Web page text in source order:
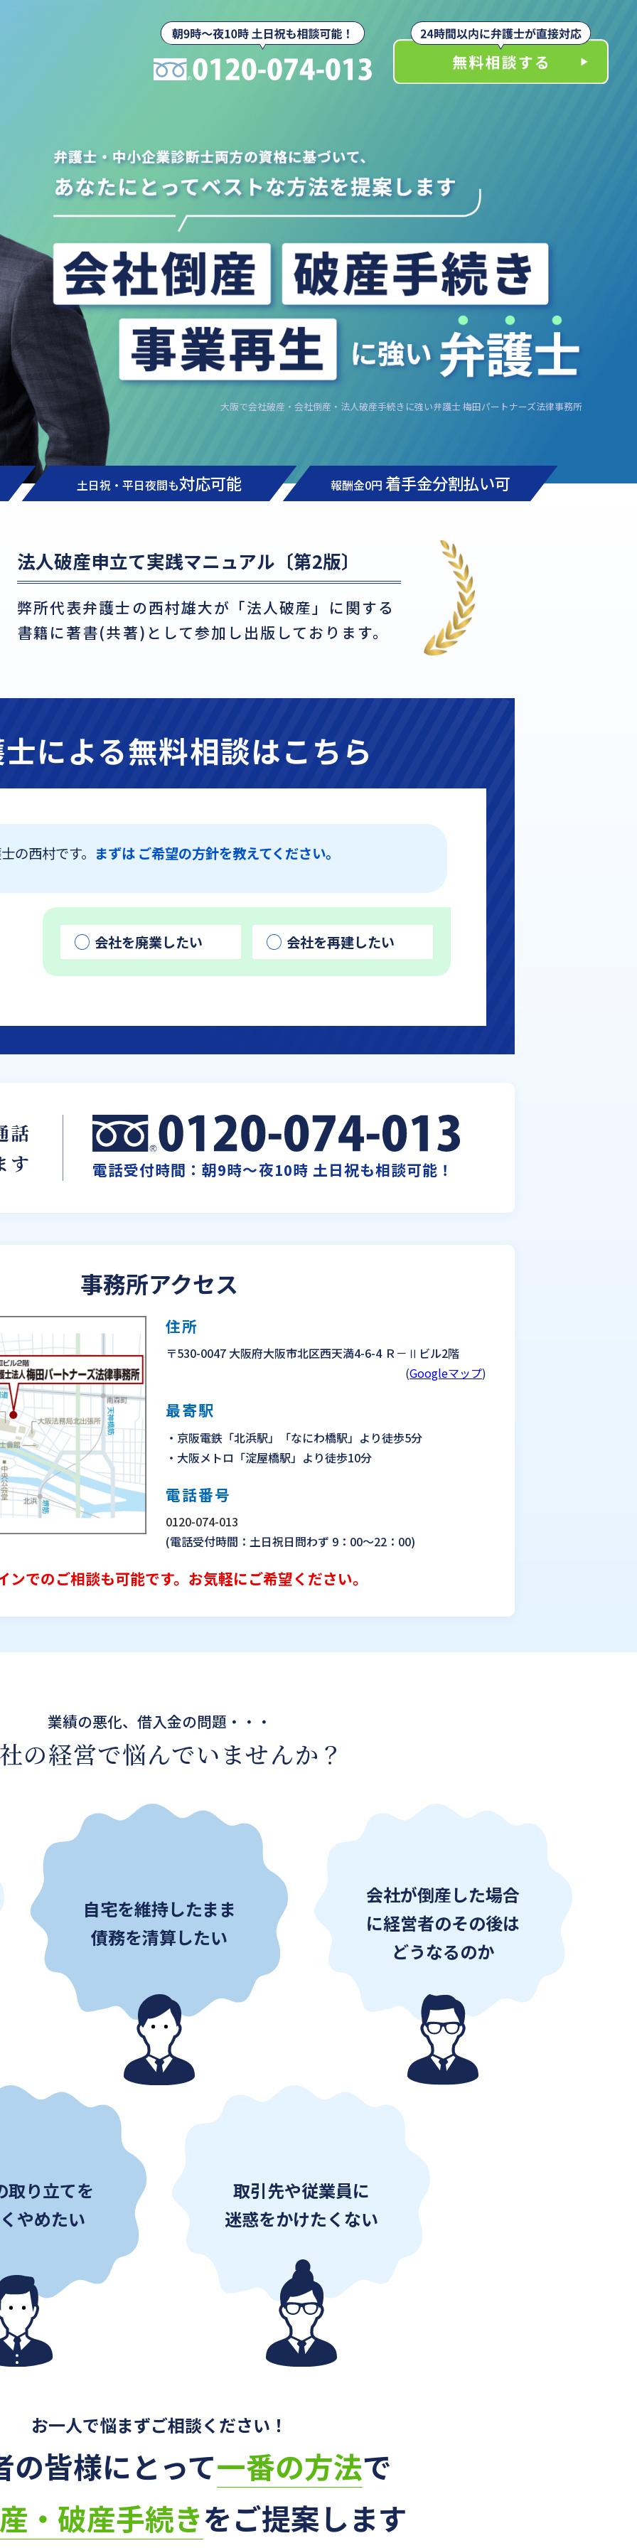
大阪で会社破産・会社倒産・法人破産手続きに強い弁護士 梅田パートナーズ法律事務所
土日祝・平日夜間も対応可能 報酬金0円 着手金分割払い可
法人破産申立て実践マニュアル〔第2版〕
弊所代表弁護士の西村雄大が「法人破産」に関する
書籍に著書(共著)として参加し出版しております。
による無料相談はこちら
の西村です。 まずは ご希望の方針を教えてください。
会社を廃業したい 会社を再建したい
話
す
電話受付時間：朝9時～夜10時 土日祝も相談可能！
事務所アクセス
住所
〒530-0047 大阪府大阪市北区西天満4-6-4 Ｒ－Ⅱビル2階
(Googleマップ)
最寄駅
・京阪電鉄「北浜駅」「なにわ橋駅」より徒歩5分
・大阪メトロ「淀屋橋駅」より徒歩10分
電話番号
0120-074-013
(電話受付時間：土日祝日問わず 9：00～22：00)
ンでのご相談も可能です。 お気軽にご希望ください。
業績の悪化、借入金の問題・・・
の経営で悩んでいませんか？
自宅を維持したまま
債務を清算したい
会社が倒産した場合
に経営者のその後は
どうなるのか
取り立てを
やめたい
取引先や従業員に
迷惑をかけたくない
お一人で悩まずご相談ください！
の皆様にとって一番の方法で
・破産手続きをご提案します